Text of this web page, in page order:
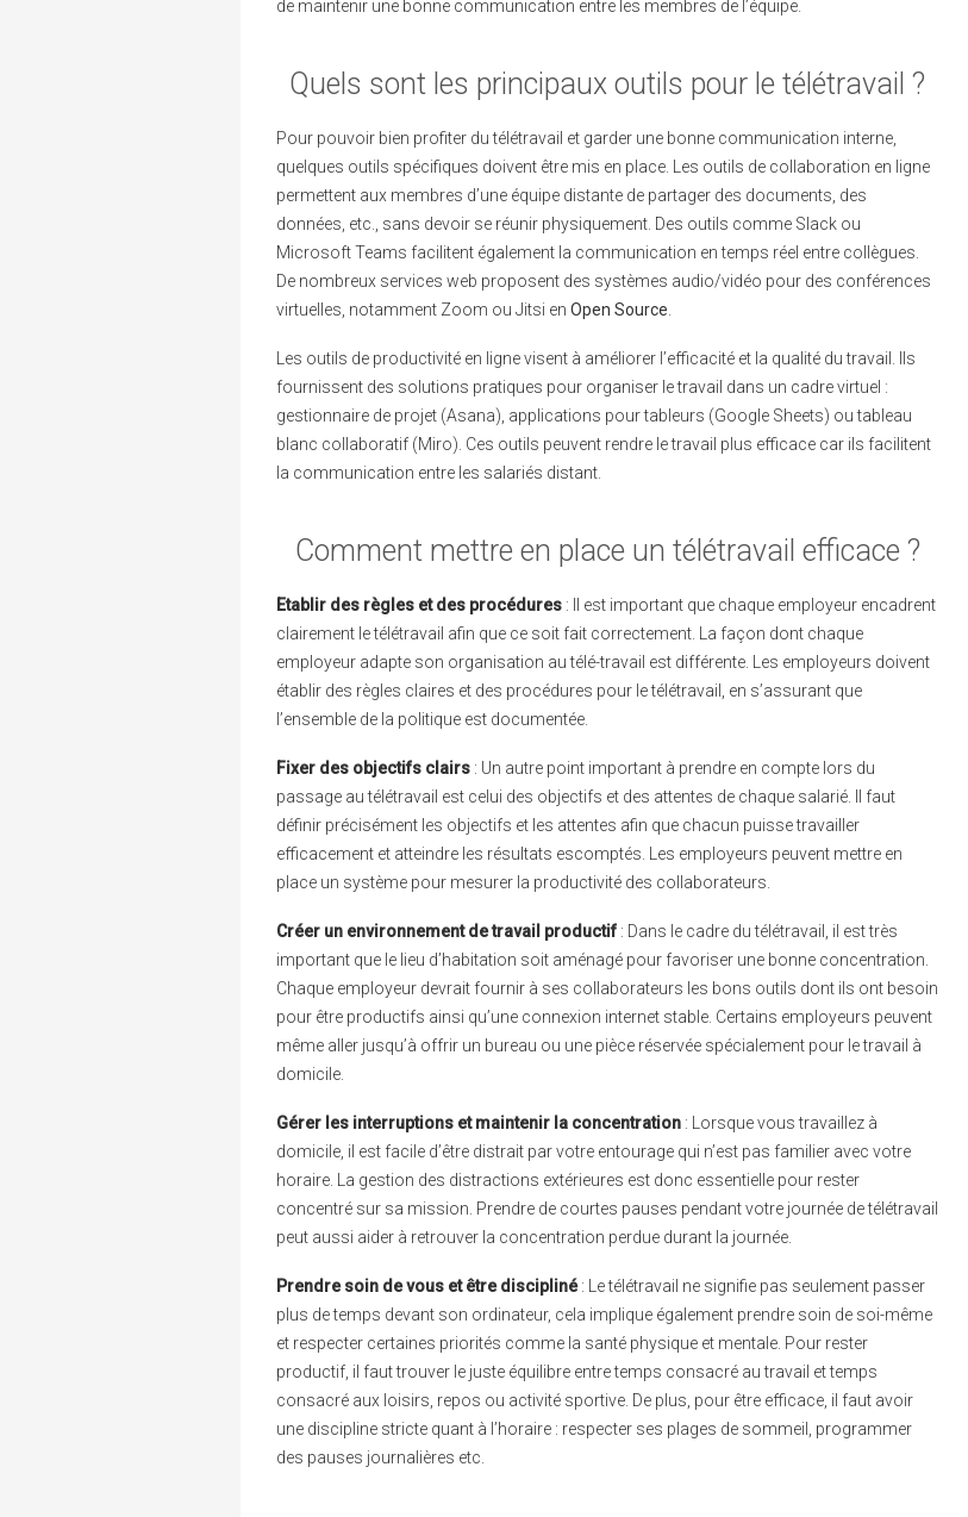
de maintenir une bonne communication entre les membres de l’équipe.
Quels sont les principaux outils pour le télétravail ?
Pour pouvoir bien profiter du télétravail et garder une bonne communication interne,
quelques outils spécifiques doivent être mis en place. Les outils de collaboration en ligne
permettent aux membres d’une équipe distante de partager des documents, des
données, etc., sans devoir se réunir physiquement. Des outils comme Slack ou
Microsoft Teams facilitent également la communication en temps réel entre collègues.
De nombreux services web proposent des systèmes audio/vidéo pour des conférences
virtuelles, notamment Zoom ou Jitsi en Open Source
Les outils de productivité en ligne visent à améliorer l’efficacité et la qualité du travail. Ils
fournissent des solutions pratiques pour organiser le travail dans un cadre virtuel :
gestionnaire de projet (Asana), applications pour tableurs (Google Sheets) ou tableau
blanc collaboratif (Miro). Ces outils peuvent rendre le travail plus efficace car ils facilitent
la communication entre les salariés distant.
Comment mettre en place un télétravail efficace ?
Etablir des règles et des procédures : Il est important que chaque employeur encadrent
clairement le télétravail afin que ce soit fait correctement. La façon dont chaque
employeur adapte son organisation au télé-travail est différente. Les employeurs doivent
établir des règles claires et des procédures pour le télétravail, en s’assurant que
l’ensemble de la politique est documentée.
Fixer des objectifs clairs : Un autre point important à prendre en compte lors du
passage au télétravail est celui des objectifs et des attentes de chaque salarié. Il faut
définir précisément les objectifs et les attentes afin que chacun puisse travailler
efficacement et atteindre les résultats escomptés. Les employeurs peuvent mettre en
place un système pour mesurer la productivité des collaborateurs.
Créer un environnement de travail productif : Dans le cadre du télétravail, il est très
important que le lieu d’habitation soit aménagé pour favoriser une bonne concentration.
Chaque employeur devrait fournir à ses collaborateurs les bons outils dont ils ont besoin
pour être productifs ainsi qu’une connexion internet stable. Certains employeurs peuvent
même aller jusqu’à offrir un bureau ou une pièce réservée spécialement pour le travail à
domicile.
Gérer les interruptions et maintenir la concentration : Lorsque vous travaillez à
domicile, il est facile d’être distrait par votre entourage qui n’est pas familier avec votre
horaire. La gestion des distractions extérieures est donc essentielle pour rester
concentré sur sa mission. Prendre de courtes pauses pendant votre journée de télétravail
peut aussi aider à retrouver la concentration perdue durant la journée.
Prendre soin de vous et être discipliné: Le télétravail ne signifie pas seulement passer
plus de temps devant son ordinateur, cela implique également prendre soin de soi-même
et respecter certaines priorités comme la santé physique et mentale. Pour rester
productif, il faut trouver le juste équilibre entre temps consacré au travail et temps
consacré aux loisirs, repos ou activité sportive. De plus, pour être efficace, il faut avoir
une discipline stricte quant à l’horaire : respecter ses plages de sommeil, programmer
des pauses journalières etc.